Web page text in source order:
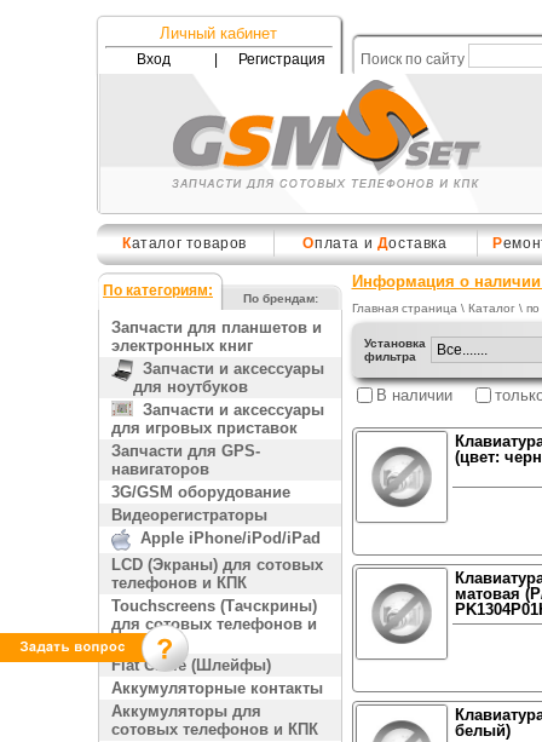
Личный кабинет
Вход Регистрация Поиск по сайту
Каталог товаров Оплата и Доставка Р
По категориям: По брендам:
Запчасти для планшетов и
электронных книг
Запчасти и аксессуары
для ноутбуков
Запчасти и аксессуары
для игровых приставок
Запчасти для GPS-
навигаторов
3G/GSM оборудование
Видеорегистраторы
Apple iPhone/iPod/iPad
LCD (Экраны) для сотовых
телефонов и КПК
Touchscreens (Тачскрины)
для сотовых телефонов и
КПК
Flat Cable (Шлейфы)
Аккумуляторные контакты
Аккумуляторы для
сотовых телефонов и КПК
Информация о наличии
Главная страница \ Каталог\ по
Установка
фильтра
В наличии
(цвет:
матовая
белый)